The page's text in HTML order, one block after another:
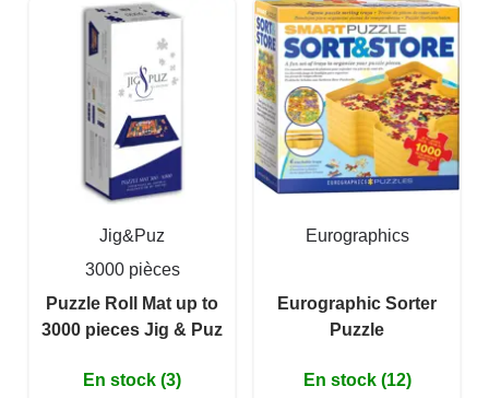
Jig&Puz
3000 pièces
Puzzle Roll Mat up to
3000 pieces Jig & Puz
En stock (3)
Eurographics
Eurographic Sorter
Puzzle
En stock (12)